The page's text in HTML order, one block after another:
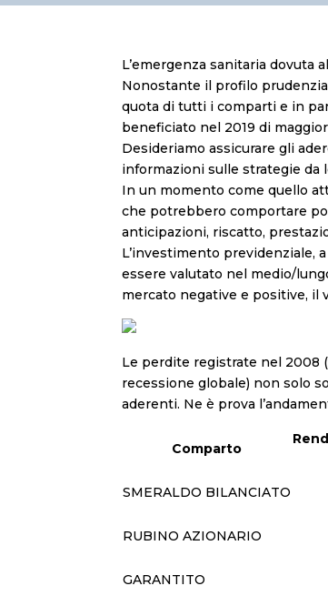
L’emergenza sanitaria
Nonostante il profilo
quota di tutti i comparti e in
beneficiato nel 2019 di
Desideriamo assicurare gli
informazioni sulle strategie
In un momento come quello
che potrebbero comportare
anticipazioni, riscatto,
L’investimento previdenziale,
essere valutato nel medio/
mercato negative e positive, il
Le perdite registrate nel 2008
recessione globale) non solo
aderenti. Ne è prova
Comparto
SMERALDO BILANCIATO
RUBINO AZIONARIO
GARANTITO